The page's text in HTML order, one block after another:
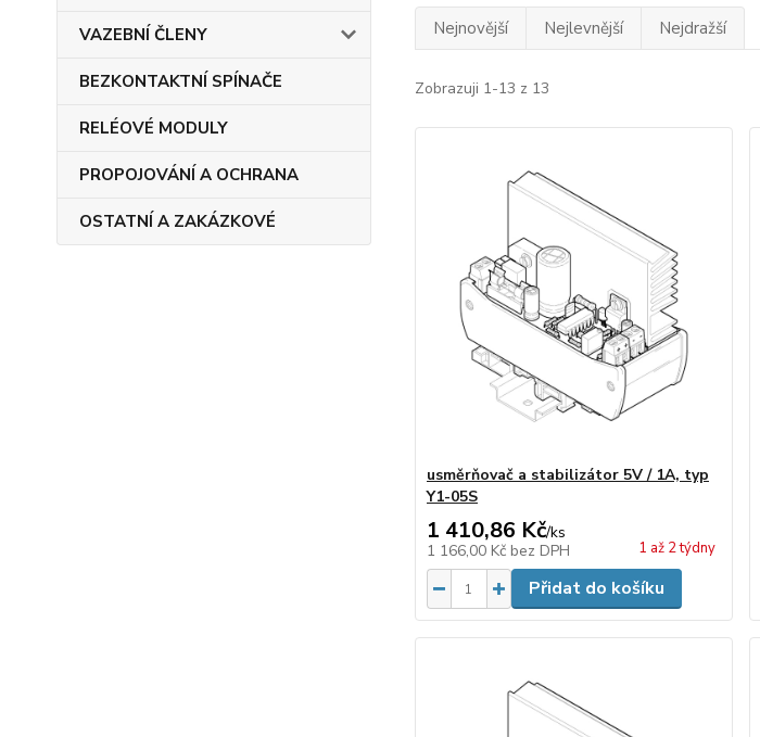
VAZEBNÍ ČLENY
BEZKONTAKTNÍ SPÍNAČE
RELÉOVÉ MODULY
PROPOJOVÁNÍ A OCHRANA
OSTATNÍ A ZAKÁZKOVÉ
Nejnovější Nejlevnější Nejdražší
Zobrazuji 1-13 z 13
usměrňovač a stabilizátor 5V / 1A, typ
Y1-05S
1 410,86 Kč/ks
1 166,00 Kč bez DPH 1 až 2 týdny
Přidat do košíku